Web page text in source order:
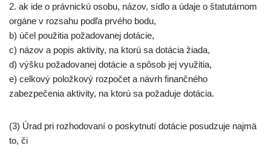
2. ak ide o právnickú osobu, názov, sídlo a údaje o štatutárnom
orgáne v rozsahu podľa prvého bodu,
b) účel použitia požadovanej dotácie,
c) názov a popis aktivity, na ktorú sa dotácia žiada,
d) výšku požadovanej dotácie a spôsob jej využitia,
e) celkový položkový rozpočet a návrh finančného
zabezpečenia aktivity, na ktorú sa požaduje dotácia.
(3) Úrad pri rozhodovaní o poskytnutí dotácie posudzuje najmä
to, či